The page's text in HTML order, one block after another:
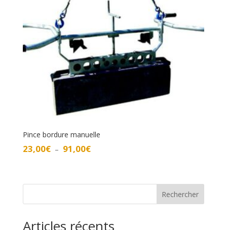
Pince bordure manuelle
23,00€ – 91,00€Plage
23,00€
91,00€
Rechercher
Articles récents